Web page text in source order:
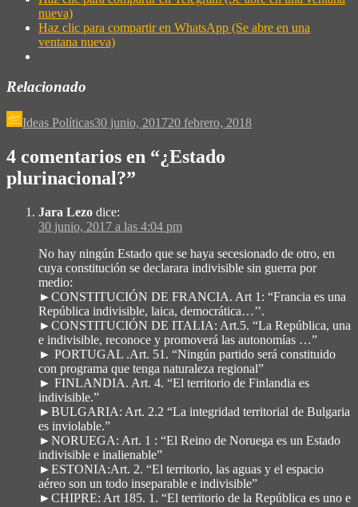
nueva)
Haz clic para compartir en WhatsApp (Se abre en una
ventana nueva)
Relacionado
Ideas Políticas30 junio, 201720 febrero, 2018
4 comentarios en “¿Estado
plurinacional?”
Jara Lezo dice:
30 junio, 2017 a las 4:04 pm
No hay ningún Estado que se haya secesionado de otro, en
cuya constitución se declarara indivisible sin guerra por
medio:
►CONSTITUCIÓN DE FRANCIA. Art 1: “Francia es una
República indivisible, laica, democrática…’’.
►CONSTITUCIÓN DE ITALIA: Art.5. “La República, una
e indivisible, reconoce y promoverá las autonomías …”
► PORTUGAL .Art. 51. “Ningún partido será constituido
con programa que tenga naturaleza regional”
► FINLANDIA. Art. 4. “El territorio de Finlandia es
indivisible.”
►BULGARIA: Art. 2.2 “La integridad territorial de Bulgaria
es inviolable.”
►NORUEGA: Art. 1 : “El Reino de Noruega es un Estado
indivisible e inalienable”
►ESTONIA:Art. 2. “El territorio, las aguas y el espacio
aéreo son un todo inseparable e indivisible”
►CHIPRE: Art 185. 1. “El territorio de la República es uno e